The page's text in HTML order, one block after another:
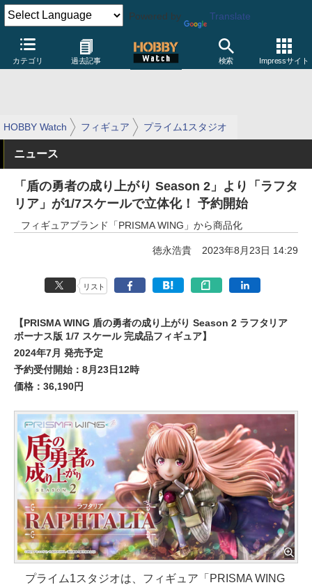
Powered by Translate
カテゴリ 過去記事 検索 Impressサイト
HOBBY Watch フィギュア プライム1スタジオ
ニュース
「盾の勇者の成り上がり Season 2」より「ラフタ
リア」が1/7スケールで立体化！ 予約開始
フィギュアブランド「PRISMA WING」から商品化
徳永浩貴 2023年8月23日 14:29
リスト
【PRISMA WING 盾の勇者の成り上がり Season 2 ラフタリア
ボーナス版 1/7 スケール 完成品フィギュア】
2024年7月 発売予定
予約受付開始：8月23日12時
価格：36,190円
プライム1スタジオは、フィギュア「PRISMA WING